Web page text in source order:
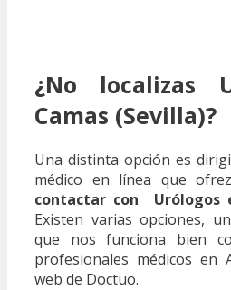
¿No localizas
Camas (Sevilla)?
Una distinta opción es
médico en línea que
contactar con Urólogos
Existen varias opciones,
que nos funciona bien
profesionales médicos en
web de Doctuo.